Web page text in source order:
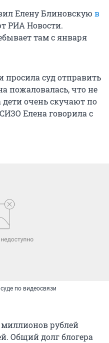
Елену Блиновскую в
РИА Новости.
там с января
просила суд отправить
пожаловалась, что не
дети очень скучают по
Елена говорила с
по видеосвязи
миллионов рублей
Общий долг блогера